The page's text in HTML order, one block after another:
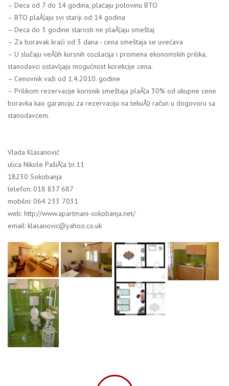
– Deca od 7 do 14 godina, plaćaju polovinu BTO
– BTO plaÃ¦aju svi stariji od 14 godina
– Deca do 3 godine starosti ne plaÃ¦aju smeštaj
– Za boravak kraći od 3 dana - cena smeštaja se uvećava
– U slučaju veÃ¦ih kursnih oscilacija i promena ekonomskih prilika,
stanodavci ostavljaju mogućnost korekcije cena.
– Cenovnik važi od 1.4.2010. godine
– Prilikom rezervacije korisnik smeštaja plaÃ¦a 30% od ukupne cene
boravka kao garanciju za rezervaciju na tekuÃ¦i račun u dogovoru sa
stanodavcem.
Vlada Klasanović
ulica Nikole PašiÃ¦a br.11
18230 Sokobanja
telefon: 018 837 687
mobilni: 064 233 7031
web: http://www.apartmani-sokobanja.net/
email: klasanovic@yahoo.co.uk